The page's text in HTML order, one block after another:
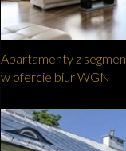
Apartamenty z
w ofercie biur WGN